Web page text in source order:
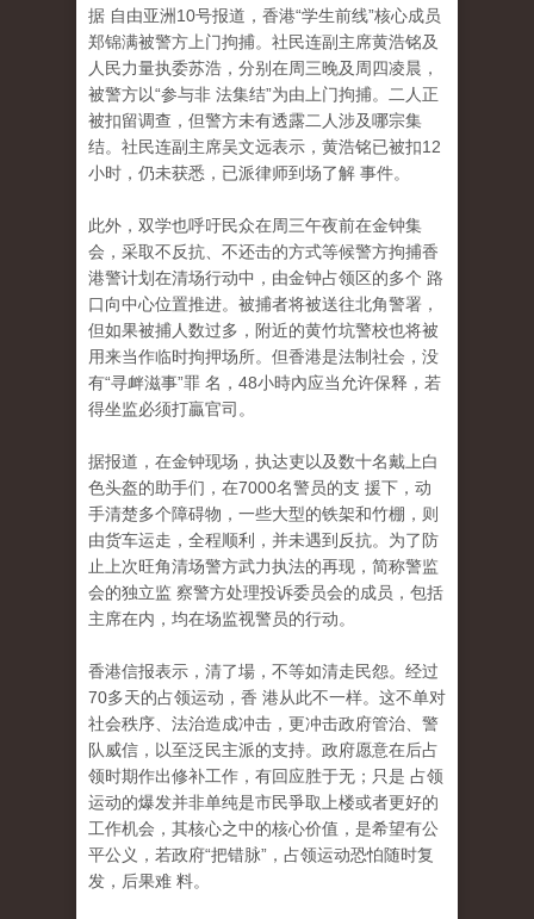
据 自由亚洲10号报道，香港“学生前线”核心成员
郑锦满被警方上门拘捕。社民连副主席黄浩铭及
人民力量执委苏浩，分别在周三晚及周四凌晨，
被警方以“参与非 法集结”为由上门拘捕。二人正
被扣留调查，但警方未有透露二人涉及哪宗集
结。社民连副主席吴文远表示，黄浩铭已被扣12
小时，仍未获悉，已派律师到场了解 事件。
此外，双学也呼吁民众在周三午夜前在金钟集
会，采取不反抗、不还击的方式等候警方拘捕香
港警计划在清场行动中，由金钟占领区的多个 路
口向中心位置推进。被捕者将被送往北角警署，
但如果被捕人数过多，附近的黄竹坑警校也将被
用来当作临时拘押场所。但香港是法制社会，没
有“寻衅滋事”罪 名，48小時內应当允许保释，若
得坐监必须打贏官司。
据报道，在金钟现场，执达吏以及数十名戴上白
色头盔的助手们，在7000名警员的支 援下，动
手清楚多个障碍物，一些大型的铁架和竹棚，则
由货车运走，全程顺利，并未遇到反抗。为了防
止上次旺角清场警方武力执法的再现，简称警监
会的独立监 察警方处理投诉委员会的成员，包括
主席在内，均在场监视警员的行动。
香港信报表示，清了場，不等如清走民怨。经过
70多天的占领运动，香 港从此不一样。这不单对
社会秩序、法治造成冲击，更冲击政府管治、警
队威信，以至泛民主派的支持。政府愿意在后占
领时期作出修补工作，有回应胜于无；只是 占领
运动的爆发并非单纯是市民爭取上楼或者更好的
工作机会，其核心之中的核心价值，是希望有公
平公义，若政府“把错脉”，占领运动恐怕随时复
发，后果难 料。